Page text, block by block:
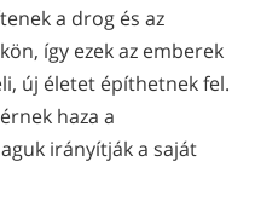
ukrán
horvát
török
Minden terület/nyelv
a drog és az
így ezek az emberek
új életet építhetnek fel.
haza a
irányítják a saját